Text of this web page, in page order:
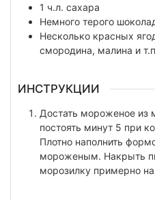
1 ч.л. сахара
Немного терого
Несколько красных
смородина, малина и
ИНСТРУКЦИИ
Достать мороженое из
постоять минут 5 при
Плотно наполнить
мороженым. Накрыть
морозилку примерно